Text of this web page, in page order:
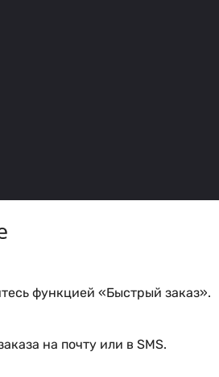
функцией «Быстрый заказ».
на почту или в SMS.